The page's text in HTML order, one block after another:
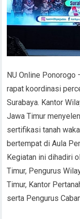
NU Online Ponorogo
rapat koordinasi
Surabaya. Kantor
Jawa Timur
sertifikasi tanah
bertempat di Aula
Kegiatan ini dihadiri
Timur, Pengurus
Timur, Kantor
serta Pengurus